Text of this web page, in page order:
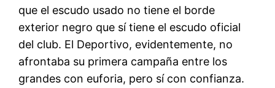
que el escudo usado no tiene el borde
exterior negro que sí tiene el escudo oficial
del club. El Deportivo, evidentemente, no
afrontaba su primera campaña entre los
grandes con euforia, pero sí con confianza.